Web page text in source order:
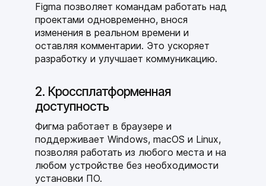
Figma позволяет командам работать над
проектами одновременно, внося
изменения в реальном времени и
оставляя комментарии. Это ускоряет
разработку и улучшает коммуникацию.
2. Кроссплатформенная
доступность
Фигма работает в браузере и
поддерживает Windows, macOS и Linux,
позволяя работать из любого места и на
любом устройстве без необходимости
установки ПО.